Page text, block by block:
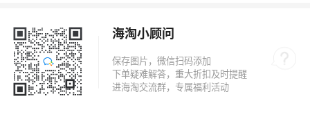
海淘小顾问